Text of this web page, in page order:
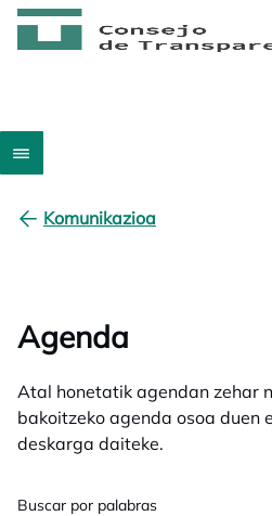
Komunikazioa
Agenda
Atal honetatik agendan zehar
bakoitzeko agenda osoa duen
deskarga daiteke.
Buscar por palabras